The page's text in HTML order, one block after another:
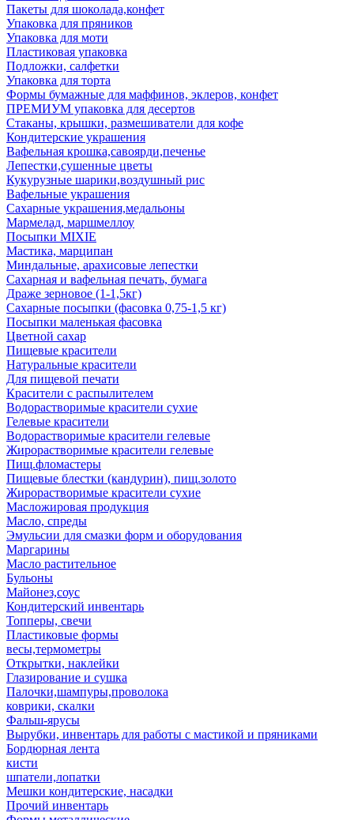
Пакеты для шоколада,конфет
Упаковка для пряников
Упаковка для моти
Пластиковая упаковка
Подложки, салфетки
Упаковка для торта
Формы бумажные для маффинов, эклеров, конфет
ПРЕМИУМ упаковка для десертов
Стаканы, крышки, размешиватели для кофе
Кондитерские украшения
Вафельная крошка,савоярди,печенье
Лепестки,сушенные цветы
Кукурузные шарики,воздушный рис
Вафельные украшения
Сахарные украшения,медальоны
Мармелад, маршмеллоу
Посыпки MIXIE
Мастика, марципан
Миндальные, арахисовые лепестки
Сахарная и вафельная печать, бумага
Драже зерновое (1-1,5кг)
Сахарные посыпки (фасовка 0,75-1,5 кг)
Посыпки маленькая фасовка
Цветной сахар
Пищевые красители
Натуральные красители
Для пищевой печати
Красители с распылителем
Водорастворимые красители сухие
Гелевые красители
Водорастворимые красители гелевые
Жирорастворимые красители гелевые
Пищ.фломастеры
Пищевые блестки (кандурин), пищ.золото
Жирорастворимые красители сухие
Масложировая продукция
Масло, спреды
Эмульсии для смазки форм и оборудования
Маргарины
Масло растительное
Бульоны
Майонез,соус
Кондитерский инвентарь
Топперы, свечи
Пластиковые формы
весы,термометры
Открытки, наклейки
Глазирование и сушка
Палочки,шампуры,проволока
коврики, скалки
Фальш-ярусы
Вырубки, инвентарь для работы с мастикой и пряниками
Бордюрная лента
кисти
шпатели,лопатки
Мешки кондитерские, насадки
Прочий инвентарь